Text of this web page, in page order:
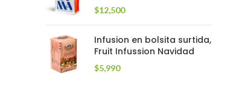
$12,500
Infusion en bolsita surtida,
Fruit Infussion Navidad
$5,990